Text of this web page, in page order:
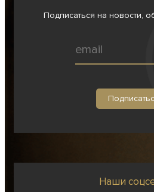
Подписаться на новости,
Наши